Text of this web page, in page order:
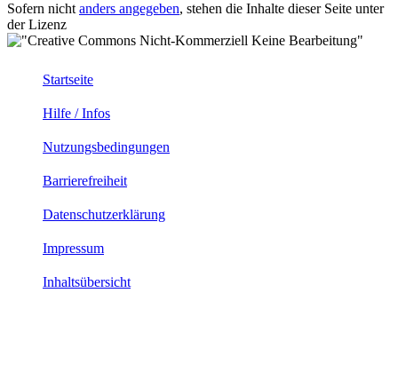
Sofern nicht anders angegeben, stehen die Inhalte dieser Seite unter
der Lizenz
Startseite
Hilfe / Infos
Nutzungsbedingungen
Barrierefreiheit
Datenschutzerklärung
Impressum
Inhaltsübersicht